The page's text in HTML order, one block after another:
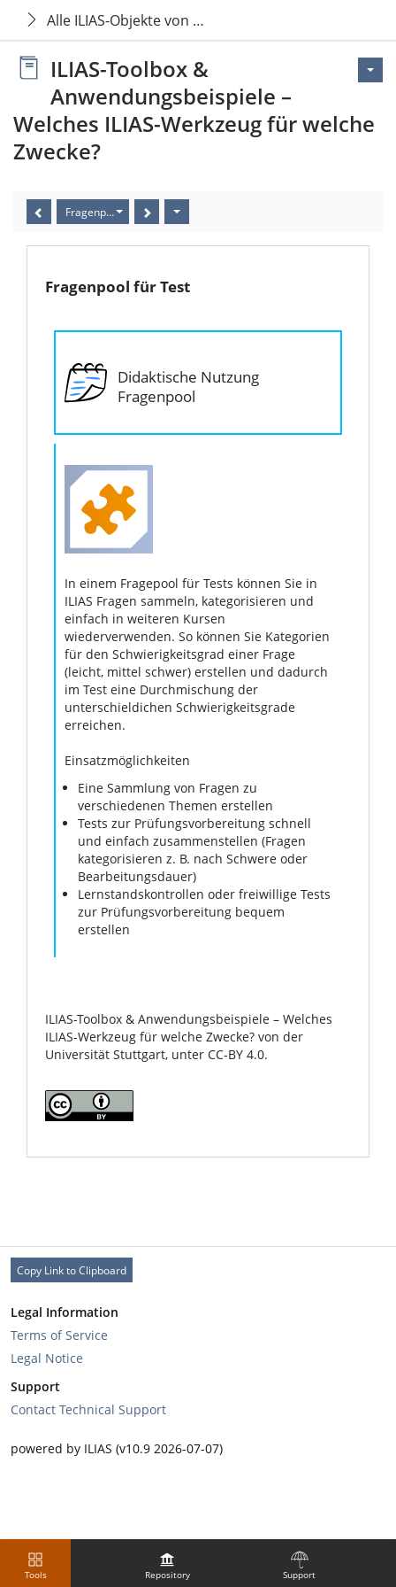
Alle ILIAS-Objekte von A - Z
Tools Repository Support
ILIAS-Toolbox &
Anwendungsbeispiele –
Welches ILIAS-Werkzeug für welche
Zwecke?
Fragenpool für Test
Fragenpool für Test
Didaktische Nutzung
Fragenpool
In einem Fragepool für Tests können Sie in
ILIAS Fragen sammeln, kategorisieren und
einfach in weiteren Kursen
wiederverwenden. So können Sie Kategorien
für den Schwierigkeitsgrad einer Frage
(leicht, mittel schwer) erstellen und dadurch
im Test eine Durchmischung der
unterschieldichen Schwierigkeitsgrade
erreichen.
Einsatzmöglichkeiten
Eine Sammlung von Fragen zu
verschiedenen Themen erstellen
Tests zur Prüfungsvorbereitung schnell
und einfach zusammenstellen (Fragen
kategorisieren z. B. nach Schwere oder
Bearbeitungsdauer)
Lernstandskontrollen oder freiwillige Tests
zur Prüfungsvorbereitung bequem
erstellen
ILIAS-Toolbox & Anwendungsbeispiele – Welches
ILIAS-Werkzeug für welche Zwecke? von der
Universität Stuttgart, unter CC-BY 4.0.
Copy Link to Clipboard
Legal Information
Terms of Service
Legal Notice
Support
Contact Technical Support
powered by ILIAS (v10.9 2026-07-07)